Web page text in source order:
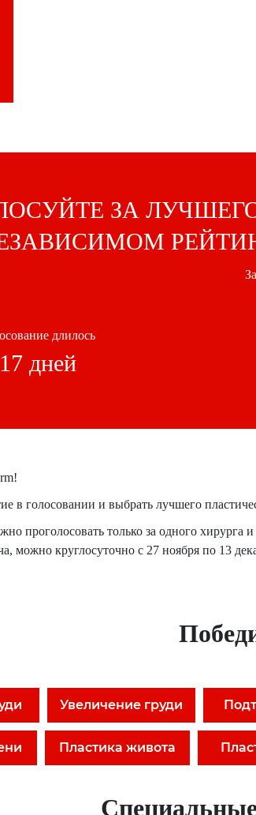
ЗА
длилось
17 дней
в голосовании и выбрать лучшего
проголосовать только за одного хирурга и
можно круглосуточно с 27 ноября по 13
Увеличение груди
Пластика живота